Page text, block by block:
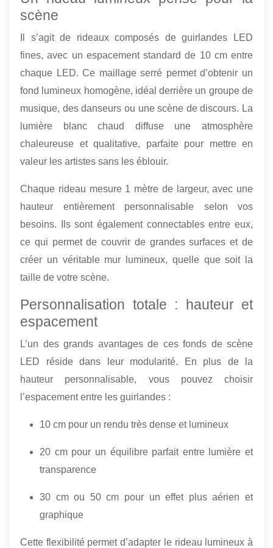
scène
Il s’agit de rideaux composés de guirlandes LED
fines, avec un espacement standard de 10 cm entre
chaque LED. Ce maillage serré permet d’obtenir un
fond lumineux homogène, idéal derrière un groupe de
musique, des danseurs ou une scène de discours. La
lumière blanc chaud diffuse une atmosphère
chaleureuse et qualitative, parfaite pour mettre en
valeur les artistes sans les éblouir.
Chaque rideau mesure 1 mètre de largeur, avec une
hauteur entièrement personnalisable selon vos
besoins. Ils sont également connectables entre eux,
ce qui permet de couvrir de grandes surfaces et de
créer un véritable mur lumineux, quelle que soit la
taille de votre scène.
Personnalisation totale : hauteur et
espacement
L’un des grands avantages de ces fonds de scène
LED réside dans leur modularité. En plus de la
hauteur personnalisable, vous pouvez choisir
l’espacement entre les guirlandes :
10 cm pour un rendu très dense et lumineux
20 cm pour un équilibre parfait entre lumière et
transparence
30 cm ou 50 cm pour un effet plus aérien et
graphique
Cette flexibilité permet d’adapter le rideau lumineux à